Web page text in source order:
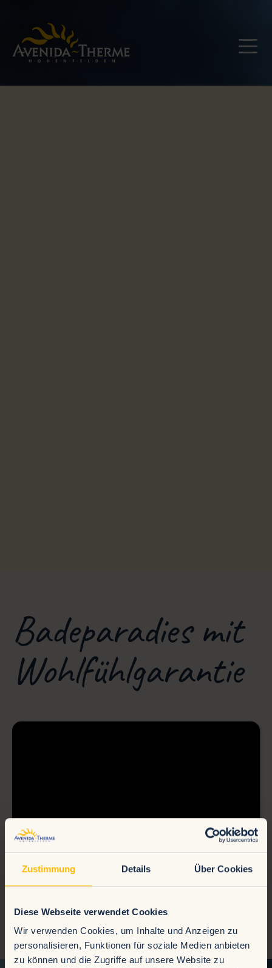
Zustimmung Details Über Cookies
Diese Webseite verwendet Cookies
Wir verwenden Cookies, um Inhalte und Anzeigen zu
personalisieren, Funktionen für soziale Medien anbieten
zu können und die Zugriffe auf unsere Website zu
Badeparadies mit
Wohlfühlgarantie
https://www.youtube.com/@RutschenClub